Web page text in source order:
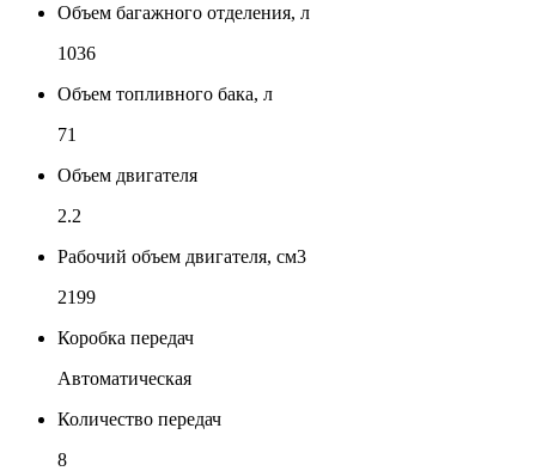
Объем багажного отделения, л
1036
Объем топливного бака, л
71
Объем двигателя
2.2
Рабочий объем двигателя, см3
2199
Коробка передач
Автоматическая
Количество передач
8